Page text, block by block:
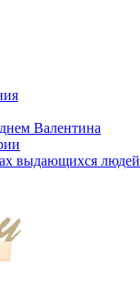
Валентина
выдающихся людей